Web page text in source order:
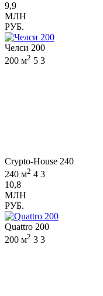
9,9
МЛН
РУБ.
Челси 200
200 м2 5 3
Crypto-House 240
240 м2 4 3
10,8
МЛН
РУБ.
Quattro 200
200 м2 3 3